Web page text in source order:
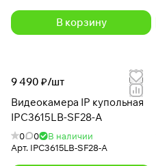
В корзину
9 490 ₽/шт
Видеокамера IP купольная
IPC3615LB-SF28-A
0 0
В наличии
Арт. IPC3615LB-SF28-A